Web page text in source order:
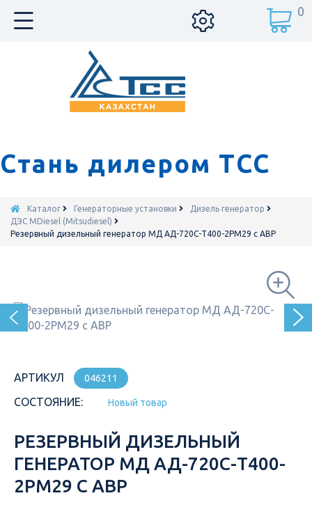
Стань дилером ТСС
0
Каталог Генераторные установки
Дизель генератор
ДЭС MDiesel (Mitsudiesel)
Резервный дизельный генератор МД АД-720С-Т400-2РМ29 с АВР
АРТИКУЛ 046211
СОСТОЯНИЕ: Новый товар
РЕЗЕРВНЫЙ ДИЗЕЛЬНЫЙ
ГЕНЕРАТОР МД АД-720С-Т400-
2РМ29 С АВР